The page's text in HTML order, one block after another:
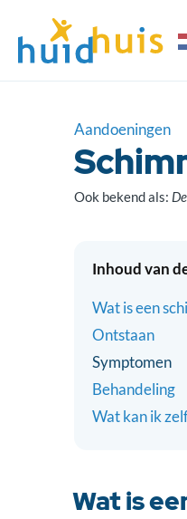
Inhoud van
Wat is een
Ontstaan
Symptomen
Behandeling
Wat kan ik
Aandoeningen
Ook bekend als:
Wat is